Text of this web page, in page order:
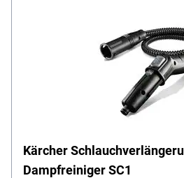
Kärcher
Dampfreiniger SC1